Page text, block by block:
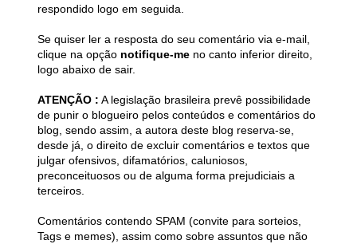
respondido logo em seguida.
Se quiser ler a resposta do seu comentário via e-mail,
clique na opção notifique-me no canto inferior direito,
logo abaixo de sair.
ATENÇÃO : A legislação brasileira prevê possibilidade
de punir o blogueiro pelos conteúdos e comentários do
blog, sendo assim, a autora deste blog reserva-se,
desde já, o direito de excluir comentários e textos que
julgar ofensivos, difamatórios, caluniosos,
preconceituosos ou de alguma forma prejudiciais a
terceiros.
Comentários contendo SPAM (convite para sorteios,
Tags e memes), assim como sobre assuntos que não